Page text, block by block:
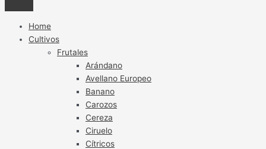
Home
Cultivos
Frutales
Arándano
Avellano Europeo
Banano
Carozos
Cereza
Ciruelo
Cítricos